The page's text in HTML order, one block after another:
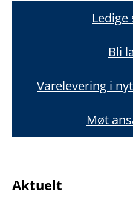
Bli
Varelevering i
Møt
Aktuelt